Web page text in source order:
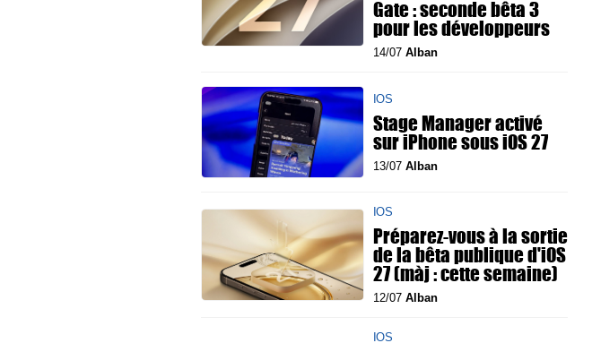
Gate : seconde bêta 3
pour les développeurs
14/07 Alban
IOS
Stage Manager activé
sur iPhone sous iOS 27
13/07 Alban
IOS
Préparez-vous à la sortie
de la bêta publique d'iOS
27 (màj : cette semaine)
12/07 Alban
IOS